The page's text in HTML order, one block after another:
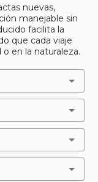
nuevas,
manejable sin
facilita la
que cada viaje
en la naturaleza.